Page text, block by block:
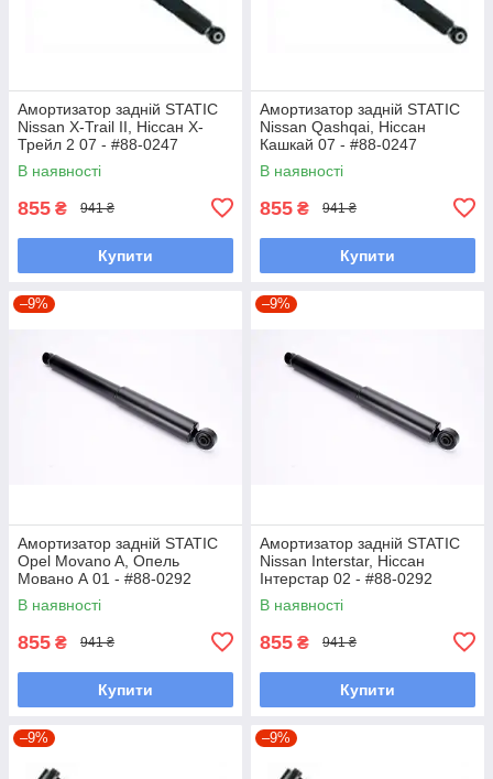
Амортизатор задній STATIC
Nissan X-Trail II, Ніссан Х-
Трейл 2 07 - #88-0247
UAHCSOI7
В наявності
855 ₴ 941 ₴
Купити
Амортизатор задній STATIC
Nissan Qashqai, Ніссан
Кашкай 07 - #88-0247
UAZUANS7
В наявності
855 ₴ 941 ₴
Купити
–9%
Амортизатор задній STATIC
Opel Movano A, Опель
Мовано А 01 - #88-0292
UANBSLE7
В наявності
855 ₴ 941 ₴
Купити
–9%
Амортизатор задній STATIC
Nissan Interstar, Ніссан
Інтерстар 02 - #88-0292
UABJPET7
В наявності
855 ₴ 941 ₴
Купити
–9% –9%